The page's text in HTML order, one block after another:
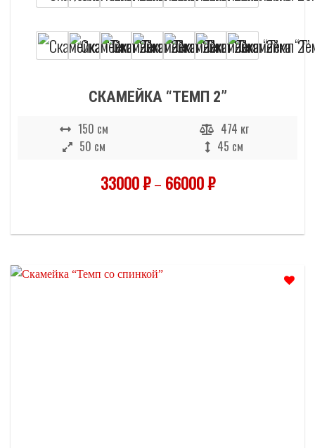
СКАМЕЙКА “ТЕМП 2”
150 см
474 кг
50 см
45 см
33000₽– 66000₽